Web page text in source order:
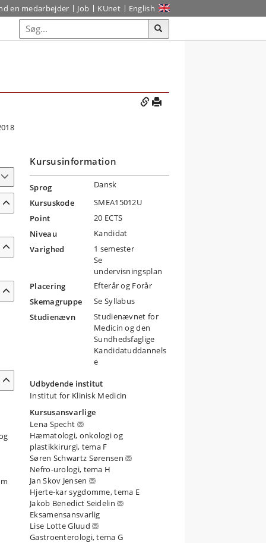
en medarbejder Job KUnet English
Kursusinformation
Sprog
Dansk
Kursuskode
SMEA15012U
Point
20 ECTS
Niveau
Kandidat
Varighed
1 semester
Se
undervisningsplan
Placering
Efterår og Forår
Skemagruppe
Se Syllabus
Studienævn
Studienævnet for
Medicin og den
Sundhedsfaglige
Kandidatuddannels
e
Udbydende institut
Institut for Klinisk Medicin
Kursusansvarlige
Lena Specht
Hæmatologi, onkologi og
plastikkirurgi, tema F
Søren Schwartz Sørensen
Nefro-urologi, tema H
Jan Skov Jensen
Hjerte-kar sygdomme, tema E
Jakob Benedict Seidelin
Eksamensansvarlig
Lise Lotte Gluud
Gastroenterologi, tema G